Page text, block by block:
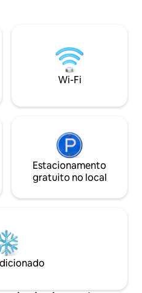
Simmons
Seasons
Collection
com
Os
é ainda
e o
#24-OSTR-
de
à beira do
criativos!
French
seu cais privado. Lagostins e
caranguejos
peixe, grelhados
esportista! Pesca
Wi-Fi
Estacionamento
gratuito no local